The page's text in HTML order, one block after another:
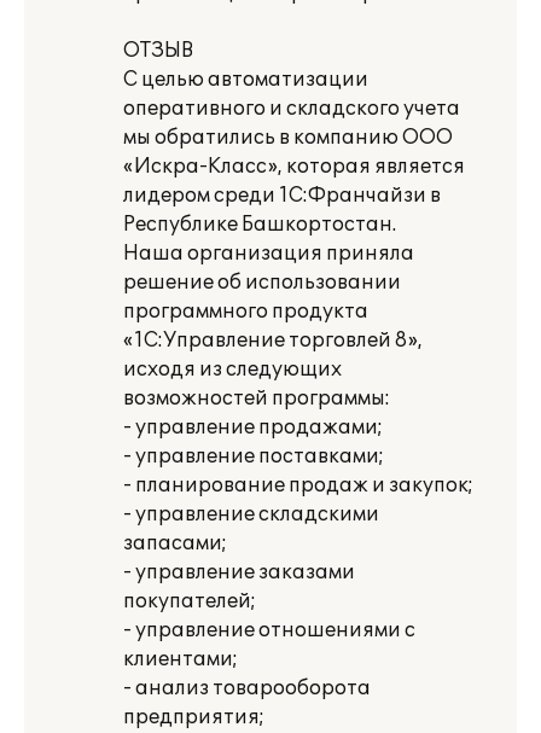
ОТЗЫВ
С целью автоматизации
оперативного и складского учета
мы обратились в компанию ООО
«Искра-Класс», которая является
лидером среди 1С:Франчайзи в
Республике Башкортостан.
Наша организация приняла
решение об использовании
программного продукта
«1С:Управление торговлей 8»,
исходя из следующих
возможностей программы:
- управление продажами;
- управление поставками;
- планирование продаж и закупок;
- управление складскими
запасами;
- управление заказами
покупателей;
- управление отношениями с
клиентами;
- анализ товарооборота
предприятия;